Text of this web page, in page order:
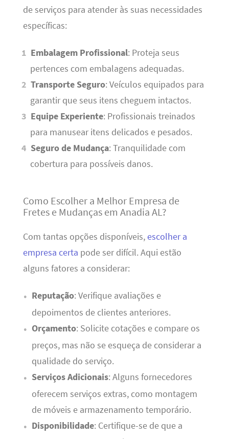
de serviços para atender às suas necessidades
específicas:
Embalagem Profissional: Proteja seus
pertences com embalagens adequadas.
Transporte Seguro: Veículos equipados para
garantir que seus itens cheguem intactos.
Equipe Experiente: Profissionais treinados
para manusear itens delicados e pesados.
Seguro de Mudança: Tranquilidade com
cobertura para possíveis danos.
Como Escolher a Melhor Empresa de
Fretes e Mudanças em Anadia AL?
Com tantas opções disponíveis,escolher a
empresa certa pode ser difícil. Aqui estão
alguns fatores a considerar:
Reputação: Verifique avaliações e
depoimentos de clientes anteriores.
Orçamento: Solicite cotações e compare os
preços, mas não se esqueça de considerar a
qualidade do serviço.
Serviços Adicionais: Alguns fornecedores
oferecem serviços extras, como montagem
de móveis e armazenamento temporário.
Disponibilidade: Certifique-se de que a